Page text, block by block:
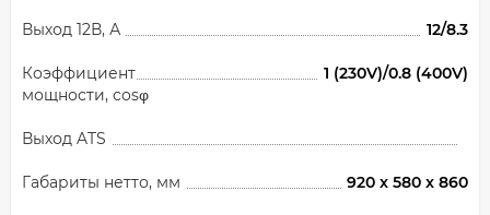
Выход 12В, А 12/8.3
Коэффициент
мощности, cosφ
1 (230V)/0.8 (400V)
Выход ATS
Габариты нетто, мм 920 x 580 x 860